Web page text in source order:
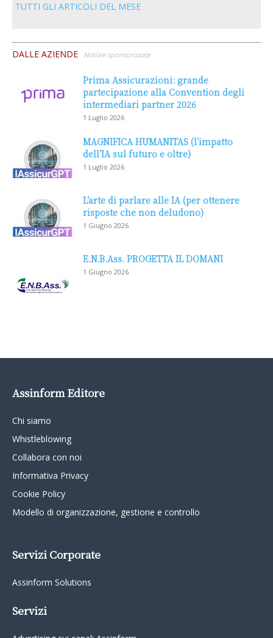
TUTTI GLI ARTICOLI DEL MESE
DALLE AZIENDE Notizie sponsorizzate
Prima Assicurazioni: grande
partecipazione alla Convention degli
intermediari partner 2026
1 Luglio 2026
MAGNIFICA HUMANITAS (l’impatto
dell’IA sul futuro e oltre)
1 Luglio 2026
L’arte di parlare alle IA (per ottenere
risposte che non deludono)
1 Giugno 2026
E.N.B.Ass. PROGETTA IL DOMANI
1 Giugno 2026
Assinform Editore
Chi siamo
Whistleblowing
Collabora con noi
Informativa Privacy
Cookie Policy
Modello di organizzazione, gestione e controllo
Servizi Corporate
Assinform Solutions
Servizi